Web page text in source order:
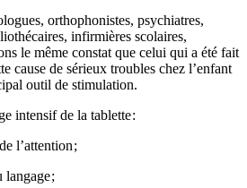
orthophonistes, psychiatres,
infirmières scolaires,
le même constat que celui qui a été fait
cause de sérieux troubles chez l’enfant
outil de stimulation.
intensif de la tablette :
l’attention ;
langage ;